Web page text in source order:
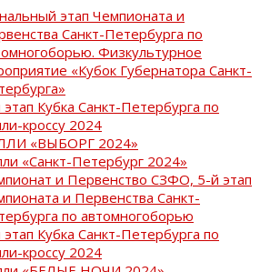
этап Чемпионата и
Санкт-Петербурга по
Физкультурное
«Кубок Губернатора Санкт-
Кубка Санкт-Петербурга по
кроссу 2024
«ВЫБОРГ 2024»
«Санкт-Петербург 2024»
и Первенство СЗФО, 5-й этап
и Первенства Санкт-
по автомногоборью
этап Кубка Санкт-Петербурга по
кроссу 2024